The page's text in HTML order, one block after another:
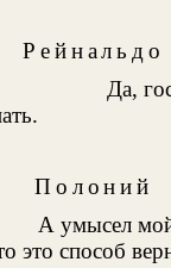
Рейнальдо
Да,
Полоний
А умысел
это способ